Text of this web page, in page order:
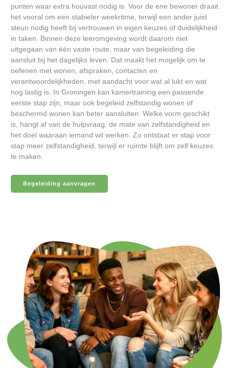
punten waar extra houvast nodig is. Voor de ene bewoner draait
het vooral om een stabieler weekritme, terwijl een ander juist
steun nodig heeft bij vertrouwen in eigen keuzes of duidelijkheid
in taken. Binnen deze leeromgeving wordt daarom niet
uitgegaan van één vaste route, maar van begeleiding die
aansluit bij het dagelijks leven. Dat maakt het mogelijk om te
oefenen met wonen, afspraken, contacten en
verantwoordelijkheden, met aandacht voor wat al lukt en wat
nog lastig is. In Groningen kan kamertraining een passende
eerste stap zijn, maar ook begeleid zelfstandig wonen of
beschermd wonen kan beter aansluiten. Welke vorm geschikt
is, hangt af van de hulpvraag, de mate van zelfstandigheid en
het doel waaraan iemand wil werken. Zo ontstaat er stap voor
stap meer zelfstandigheid, terwijl er ruimte blijft om zelf keuzes
te maken.
Begeleiding aanvragen